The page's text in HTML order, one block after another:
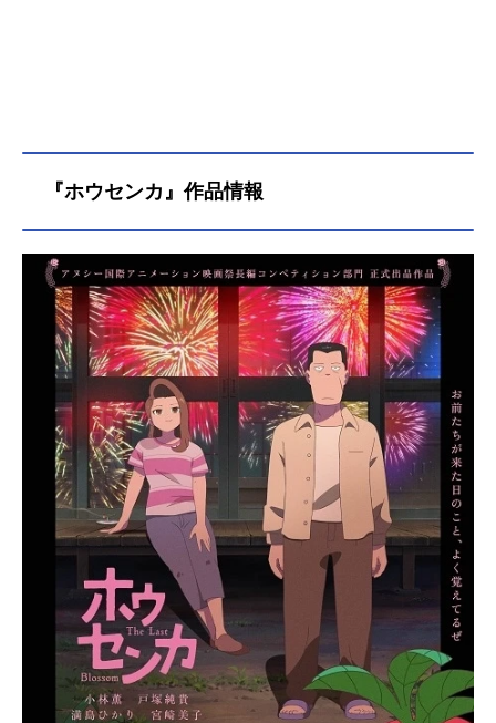
『ホウセンカ』作品情報